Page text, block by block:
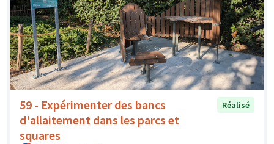
59 - Expérimenter des bancs
d'allaitement dans les parcs et
squares
Réalisé